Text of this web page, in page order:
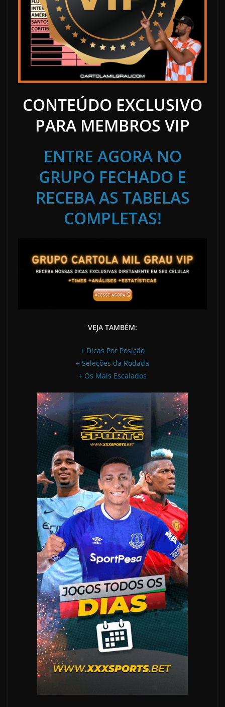
CONTEÚDO EXCLUSIVO
PARA MEMBROS VIP
ENTRE AGORA NO
GRUPO FECHADO E
RECEBA AS TABELAS
COMPLETAS!
VEJA TAMBÉM:
+ Dicas Por Posição
+ Seleções da Rodada
+ Os Mais Escalados